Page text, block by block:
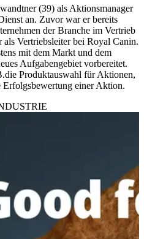
(39) als Aktionsmanager
an. Zuvor war er bereits
der Branche im Vertrieb
Vertriebsleiter bei Royal Canin.
mit dem Markt und dem
Aufgabengebiet vorbereitet.
Produktauswahl für Aktionen,
einer Aktion.